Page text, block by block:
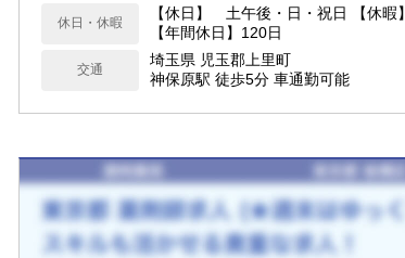
休日・休暇
【休日】 土午後・日・祝日 【休
【年間休日】120日
交通
埼玉県 児玉郡上里町
神保原駅 徒歩5分 車通勤可能